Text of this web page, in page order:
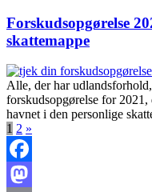
Forskudsopgørelse
skattemappe
Alle, der har
forskudsopgørelse for
havnet i den personlige
1 2 »
Facebook